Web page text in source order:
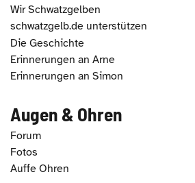
Wir Schwatzgelben
schwatzgelb.de unterstützen
Die Geschichte
Erinnerungen an Arne
Erinnerungen an Simon
Augen & Ohren
Forum
Fotos
Auffe Ohren